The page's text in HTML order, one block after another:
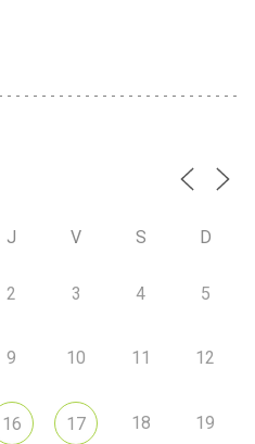
J V S D
2 3 4 5
9 10 11 12
16 17 18 19